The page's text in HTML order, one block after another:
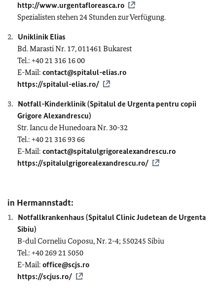
http://www.urgentafloreasca.ro
Spezialisten stehen 24 Stunden zur Verfügung.
Uniklinik Elias
Bd. Marasti Nr. 17, 011461 Bukarest
Tel.: +40 21 316 16 00
E-Mail: contact@spitalul-elias.ro
https://spitalul-elias.ro/
Notfall-Kinderklinik (Spitalul de Urgenta pentru copii
Grigore Alexandrescu)
Str. Iancu de Hunedoara Nr. 30-32
Tel.: +40 21 316 93 66
E-Mail: contact@spitalulgrigorealexandrescu.ro
https://spitalulgrigorealexandrescu.ro/
in Hermannstadt:
Notfallkrankenhaus (Spitalul Clinic Judetean de Urgenta
Sibiu)
B-dul Corneliu Coposu, Nr. 2-4; 550245 Sibiu
Tel.: +40 269 21 5050
E-Mail: office@scjs.ro
https://scjus.ro/